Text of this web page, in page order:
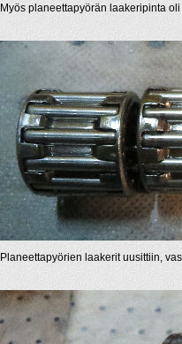
Myös planeettapyörän laakeripinta
Planeettapyörien laakerit uusittiin,